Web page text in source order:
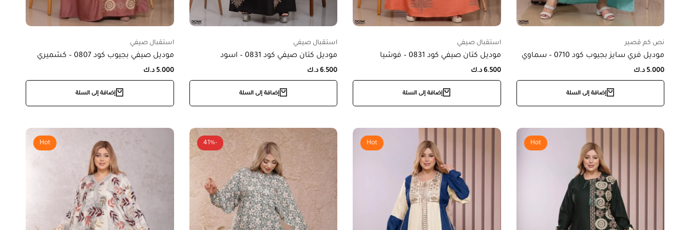
نص كم قصير
موديل فري سايز بجيوب كود 0710 – سماوي
5.000 د.ك
إضافة إلى السلة
استقبال صيفي
موديل كتان صيفي كود 0831 – فوشيا
6.500 د.ك
إضافة إلى السلة
استقبال صيفي
موديل كتان صيفي كود 0831 – اسود
6.500 د.ك
إضافة إلى السلة
استقبال صيفي
موديل صيفي بجيوب كود 0807 – كشميري
5.000 د.ك
إضافة إلى السلة
Hot
Hot
-41%
Hot